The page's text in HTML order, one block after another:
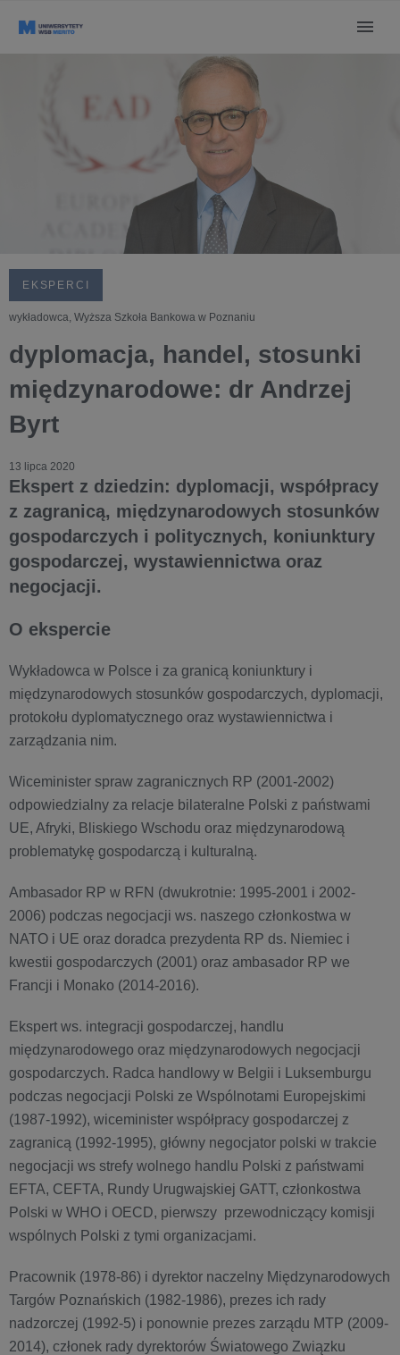
EKSPERCI
wykładowca, Wyższa Szkoła Bankowa w Poznaniu
dyplomacja, handel, stosunki
międzynarodowe: dr Andrzej
Byrt
13 lipca 2020
Ekspert z dziedzin: dyplomacji, współpracy
z zagranicą, międzynarodowych stosunków
gospodarczych i politycznych, koniunktury
gospodarczej, wystawiennictwa oraz
negocjacji.
O ekspercie
Wykładowca w Polsce i za granicą koniunktury i
międzynarodowych stosunków gospodarczych, dyplomacji,
protokołu dyplomatycznego oraz wystawiennictwa i
zarządzania nim.
Wiceminister spraw zagranicznych RP (2001-2002)
odpowiedzialny za relacje bilateralne Polski z państwami
UE, Afryki, Bliskiego Wschodu oraz międzynarodową
problematykę gospodarczą i kulturalną.
Ambasador RP w RFN (dwukrotnie: 1995-2001 i 2002-
2006) podczas negocjacji ws. naszego członkostwa w
NATO i UE oraz doradca prezydenta RP ds. Niemiec i
kwestii gospodarczych (2001) oraz ambasador RP we
Francji i Monako (2014-2016).
Ekspert ws. integracji gospodarczej, handlu
międzynarodowego oraz międzynarodowych negocjacji
gospodarczych. Radca handlowy w Belgii i Luksemburgu
podczas negocjacji Polski ze Wspólnotami Europejskimi
(1987-1992), wiceminister współpracy gospodarczej z
zagranicą (1992-1995), główny negocjator polski w trakcie
negocjacji ws strefy wolnego handlu Polski z państwami
EFTA, CEFTA, Rundy Urugwajskiej GATT, członkostwa
Polski w WHO i OECD, pierwszy przewodniczący komisji
wspólnych Polski z tymi organizacjami.
Pracownik (1978-86) i dyrektor naczelny Międzynarodowych
Targów Poznańskich (1982-1986), prezes ich rady
nadzorczej (1992-5) i ponownie prezes zarządu MTP (2009-
2014), członek rady dyrektorów Światowego Związku